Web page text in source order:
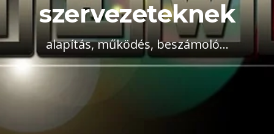
szervezeteknek
alapítás, működés, beszámoló...